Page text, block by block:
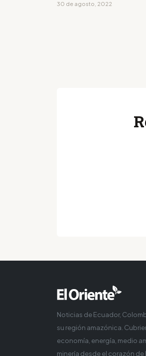
30 de agosto, 2022
Noticias de Ecuador,
su región amazónica.
economía, energía, medio
minería desde el corazón de